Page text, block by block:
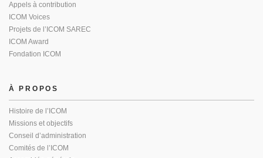
Appels à contribution
ICOM Voices
Projets de l’ICOM SAREC
ICOM Award
Fondation ICOM
À PROPOS
Histoire de l’ICOM
Missions et objectifs
Conseil d’administration
Comités de l’ICOM